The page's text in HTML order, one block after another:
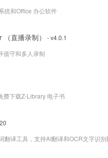
统和Office 办公软件
直播录制）
- v4.0.1
值守和多人录制
费下载Z-Library 电子书
翻译工具，支持AI翻译和OCR文字识别